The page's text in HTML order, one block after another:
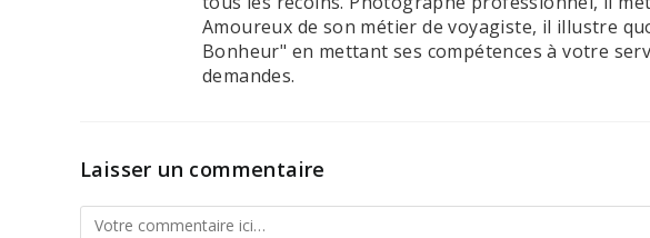
Amoureux de son métier de voyagiste, il illustre
Bonheur" en mettant ses compétences à votre
demandes.
Laisser un commentaire
Comment